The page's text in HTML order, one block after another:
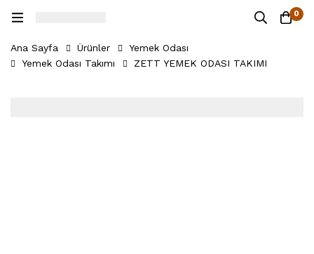
0
Ana Sayfa Ürünler
Yemek Odası
Yemek Odası Takımı
ZETT YEMEK ODASI TAKIMI